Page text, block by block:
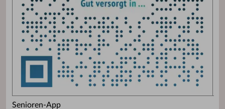
Senioren-App